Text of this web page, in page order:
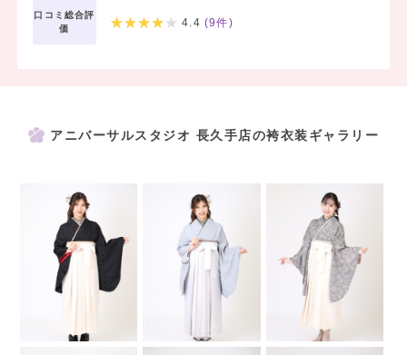
ご購入のお写真はデータもプレゼント。
（5,500円相当）
人気アレンジを両立！
【振袖をお持ちの方へ】
袴のみレンタルプラン
11,000円均一（税込）
口コミ総合評
価
4.4 (9件)
アニバーサルスタジオ 長久手店の袴衣装ギャラリー